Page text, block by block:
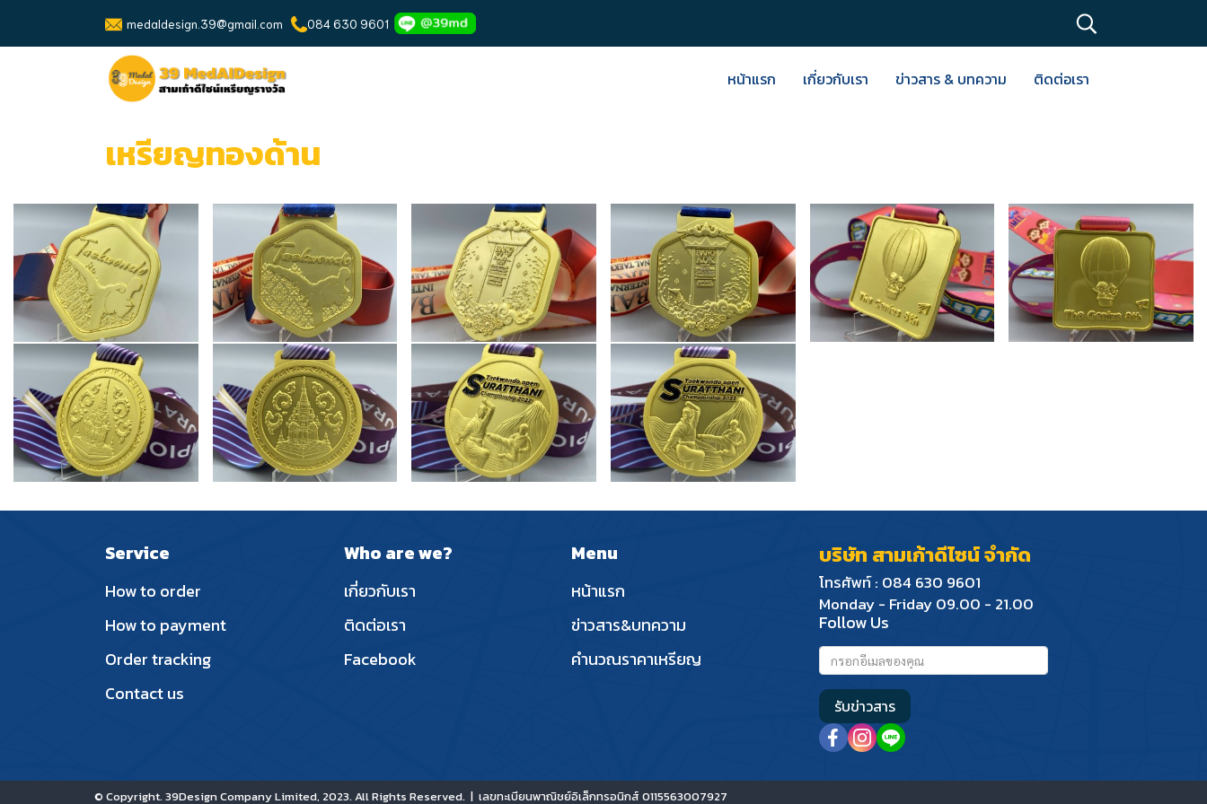
medaldesign.39@gmail.com 084 630 9601
หน้าแรก เกี่ยวกับเรา ข่าวสาร & บทความ ติดต่อเรา
เหรียญทองด้าน
Service
How to order
How to payment
Order tracking
Contact us
Who are we?
เกี่ยวกับเรา
ติดต่อเรา
Facebook
Menu
หน้าแรก
ข่าวสาร&บทความ
คำนวณราคาเหรียญ
บริษัท สามเก้าดีไซน์ จำกัด
โทรศัพท์ : 084 630 9601
Monday - Friday 09.00 - 21.00
Follow Us
รับข่าวสาร
© Copyright. 39Design Company Limited, 2023. All Rights Reserved. | เลขทะเบียนพาณิชย์อิเล็กทรอนิกส์ 0115563007927